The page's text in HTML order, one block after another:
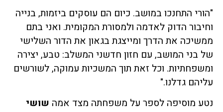
"הורי התחנכו במושב. כיום הם עוסקים ביזמות, בנייה
וחיבור הדוק לאדמה ולמסורת המקומית. ואני בתם
ממשיכה את הדרך ומייצגת בגאון את הדור השלישי
של בני המושב, עם חזון חדשני המשלב: טבע, יצירה
ומשפחתיות. וכל זאת תוך המשכיות עמוקה, לשורשים
עליהם גדלנו."
נטע מוסיפה לספר על משפחתה מצד אמה שושי